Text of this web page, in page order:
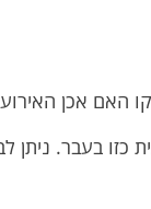
אכן
כזו בעבר.